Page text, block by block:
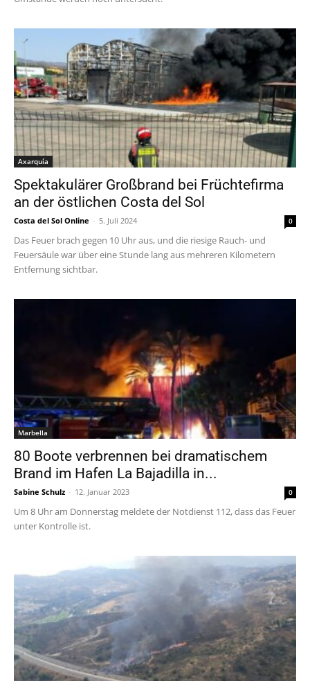
Axarquía
Spektakulärer Großbrand bei Früchtefirma
an der östlichen Costa del Sol
Costa del Sol Online - 5. Juli 2024 0
Das Feuer brach gegen 10 Uhr aus, und die riesige Rauch- und
Feuersäule war über eine Stunde lang aus mehreren Kilometern
Entfernung sichtbar.
Marbella
80 Boote verbrennen bei dramatischem
Brand im Hafen La Bajadilla in...
Sabine Schulz - 12. Januar 2023 0
Um 8 Uhr am Donnerstag meldete der Notdienst 112, dass das Feuer
unter Kontrolle ist.